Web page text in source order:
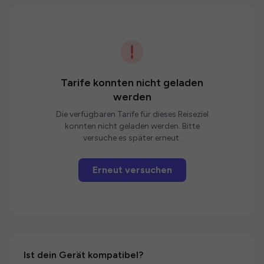
Tarife konnten nicht geladen
werden
Die verfügbaren Tarife für dieses Reiseziel
konnten nicht geladen werden. Bitte
versuche es später erneut.
Erneut versuchen
Ist dein Gerät kompatibel?